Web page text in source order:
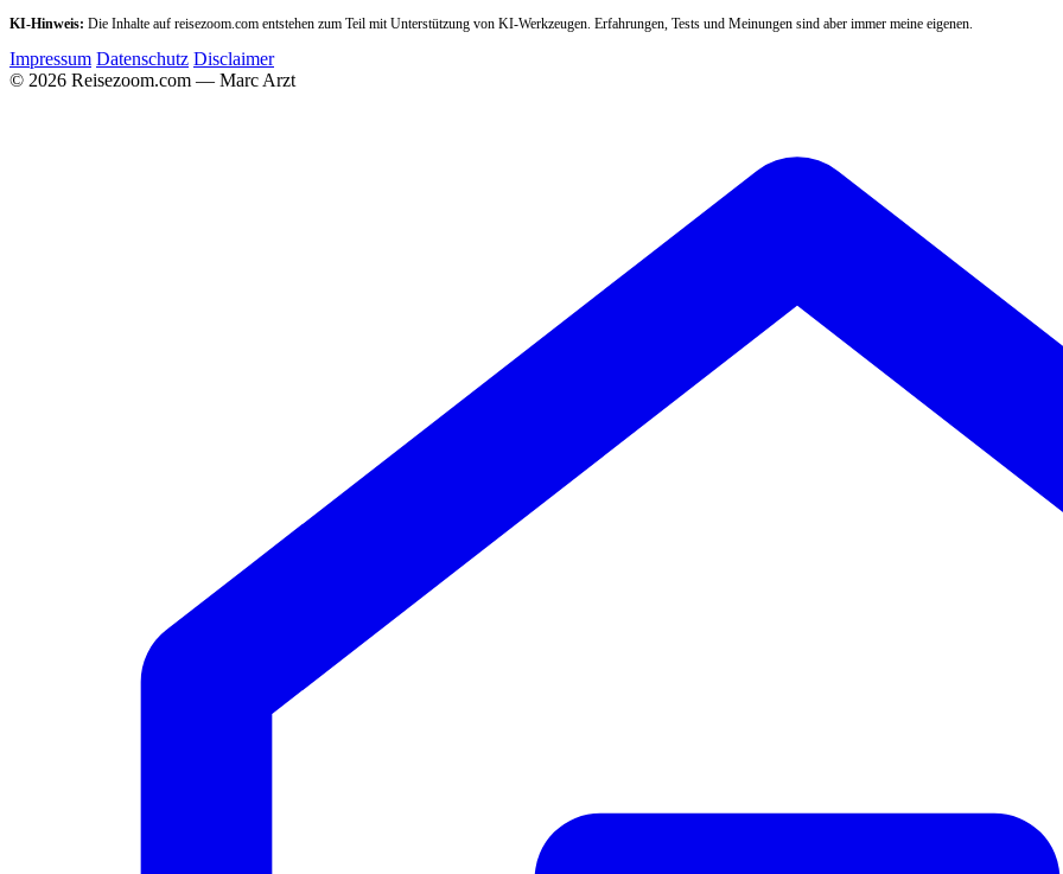
KI-Hinweis: Die Inhalte auf reisezoom.com entstehen zum Teil mit Unterstützung von KI-Werkzeugen. Erfahrungen, Tests und Meinungen sind aber immer meine eigenen.
Impressum Datenschutz Disclaimer
© 2026 Reisezoom.com — Marc Arzt